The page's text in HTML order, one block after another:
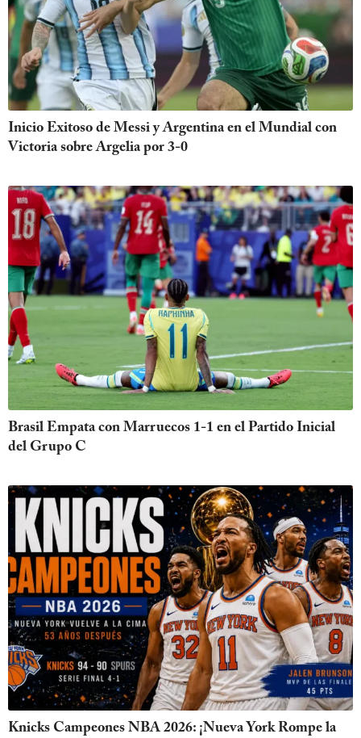
Inicio Exitoso de Messi y Argentina en el Mundial con
Victoria sobre Argelia por 3-0
Brasil Empata con Marruecos 1-1 en el Partido Inicial
del Grupo C
Knicks Campeones NBA 2026: ¡Nueva York Rompe la